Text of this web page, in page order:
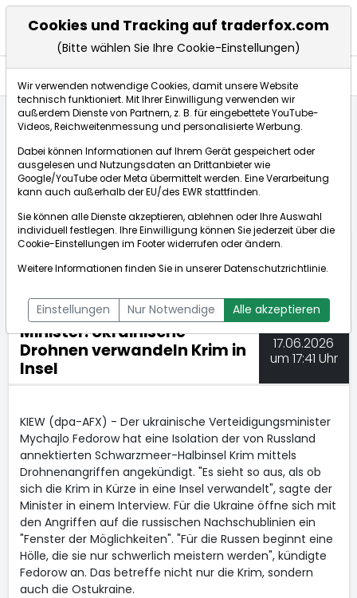
Minister: Ukrainische Drohnen verwandeln Krim in I...
dpa-AFX Compact
ÜBERSICHT DPA-AFX PROFEED
DPA-AFX COMPACT
NEWSBOT
Minister: Ukrainische
Drohnen verwandeln Krim in
Insel
17.06.2026
um 17:41 Uhr
KIEW (dpa-AFX) - Der ukrainische Verteidigungsminister
Mychajlo Fedorow hat eine Isolation der von Russland
annektierten Schwarzmeer-Halbinsel Krim mittels
Drohnenangriffen angekündigt. "Es sieht so aus, als ob
sich die Krim in Kürze in eine Insel verwandelt", sagte der
Minister in einem Interview. Für die Ukraine öffne sich mit
den Angriffen auf die russischen Nachschublinien ein
"Fenster der Möglichkeiten". "Für die Russen beginnt eine
Hölle, die sie nur schwerlich meistern werden", kündigte
Fedorow an. Das betreffe nicht nur die Krim, sondern
auch die Ostukraine.
Cookies und Tracking auf traderfox.com
(Bitte wählen Sie Ihre Cookie-Einstellungen)
Wir verwenden notwendige Cookies, damit unsere Website
technisch funktioniert. Mit Ihrer Einwilligung verwenden wir
außerdem Dienste von Partnern, z. B. für eingebettete YouTube-
Videos, Reichweitenmessung und personalisierte Werbung.
Dabei können Informationen auf Ihrem Gerät gespeichert oder
ausgelesen und Nutzungsdaten an Drittanbieter wie
Google/YouTube oder Meta übermittelt werden. Eine Verarbeitung
kann auch außerhalb der EU/des EWR stattfinden.
Sie können alle Dienste akzeptieren, ablehnen oder Ihre Auswahl
individuell festlegen. Ihre Einwilligung können Sie jederzeit über die
Cookie-Einstellungen im Footer widerrufen oder ändern.
Weitere Informationen finden Sie in unsererDatenschutzrichtlinie.
Einstellungen Nur Notwendige Alle akzeptieren